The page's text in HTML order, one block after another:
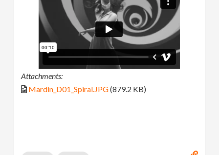
Attachments:
Mardin_D01_Spiral.JPG(879.2 KB)